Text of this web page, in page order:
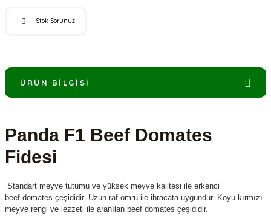
Stok Sorunuz
ÜRÜN BILGISI
Panda F1 Beef Domates
Fidesi
Standart meyve tutumu ve yüksek meyve kalitesi ile erkenci
beef domates çeşididir. Uzun raf ömrü ile ihracata uygundur. Koyu kırmızı
meyve rengi ve lezzeti ile aranılan beef domates çeşididir.